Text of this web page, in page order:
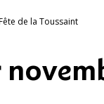
de la Toussaint